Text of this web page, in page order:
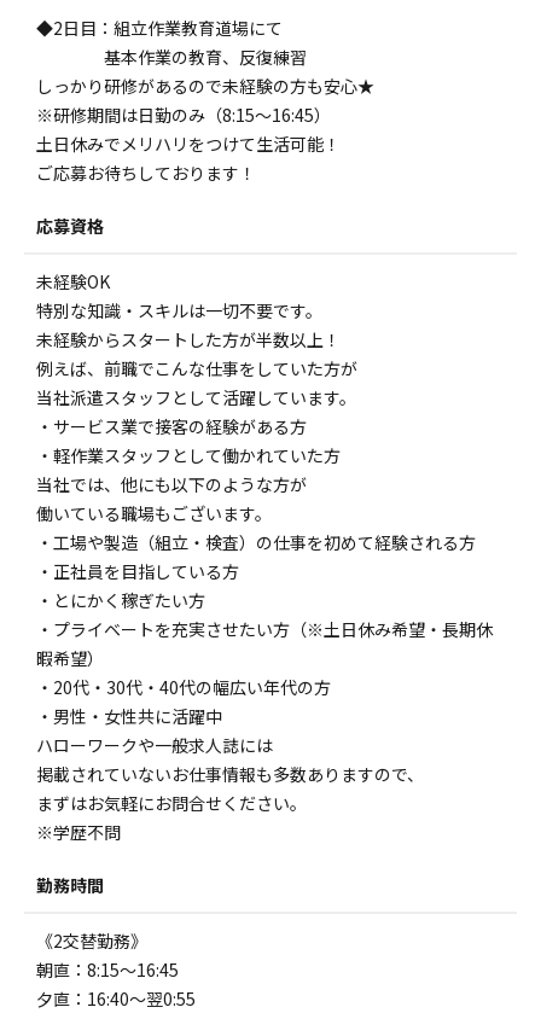
◆2日目：組立作業教育道場にて
基本作業の教育、反復練習
しっかり研修があるので未経験の方も安心★
※研修期間は日勤のみ（8:15～16:45）
土日休みでメリハリをつけて生活可能！
ご応募お待ちしております！
応募資格
未経験OK
特別な知識・スキルは一切不要です。
未経験からスタートした方が半数以上！
例えば、前職でこんな仕事をしていた方が
当社派遣スタッフとして活躍しています。
・サービス業で接客の経験がある方
・軽作業スタッフとして働かれていた方
当社では、他にも以下のような方が
働いている職場もございます。
・工場や製造（組立・検査）の仕事を初めて経験される方
・正社員を目指している方
・とにかく稼ぎたい方
・プライベートを充実させたい方（※土日休み希望・長期休
暇希望）
・20代・30代・40代の幅広い年代の方
・男性・女性共に活躍中
ハローワークや一般求人誌には
掲載されていないお仕事情報も多数ありますので、
まずはお気軽にお問合せください。
※学歴不問
勤務時間
《2交替勤務》
朝直：8:15～16:45
夕直：16:40～翌0:55